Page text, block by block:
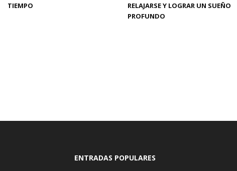
TIEMPO
RELAJARSE Y LOGRAR UN SUEÑO
PROFUNDO
ENTRADAS POPULARES